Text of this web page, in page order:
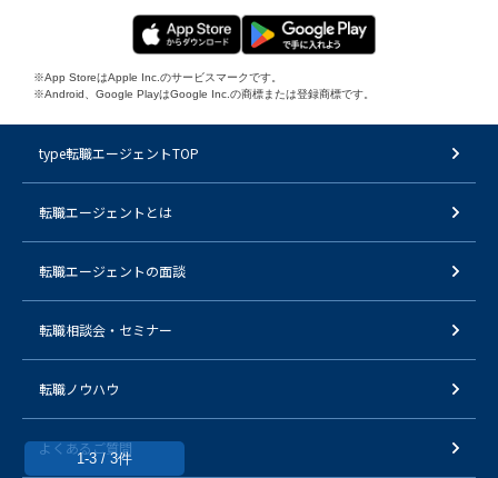
1-3 / 3件
※App StoreはApple Inc.のサービスマークです。
※Android、Google PlayはGoogle Inc.の商標または登録商標です。
type転職エージェントTOP
転職エージェントとは
転職エージェントの面談
転職相談会・セミナー
転職ノウハウ
よくあるご質問